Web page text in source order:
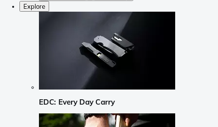
Explore
EDC: Every Day Carry